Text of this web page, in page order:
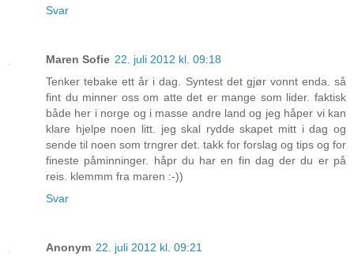
Svar
Maren Sofie 22. juli 2012 kl. 09:18
Tenker tebake ett år i dag. Syntest det gjør vonnt enda. så
fint du minner oss om atte det er mange som lider. faktisk
både her i norge og i masse andre land og jeg håper vi kan
klare hjelpe noen litt. jeg skal rydde skapet mitt i dag og
sende til noen som trngrer det. takk for forslag og tips og for
fineste påminninger. håpr du har en fin dag der du er på
reis. klemmm fra maren :-))
Svar
Anonym 22. juli 2012 kl. 09:21